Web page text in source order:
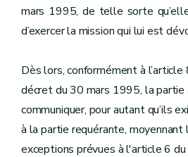
mars 1995, de telle sorte
d’exercer la mission qui lui est
Dès lors, conformément à l’article
décret du 30 mars 1995, la
communiquer, pour autant qu’ils
à la partie requérante,
exceptions prévues à l'article 6